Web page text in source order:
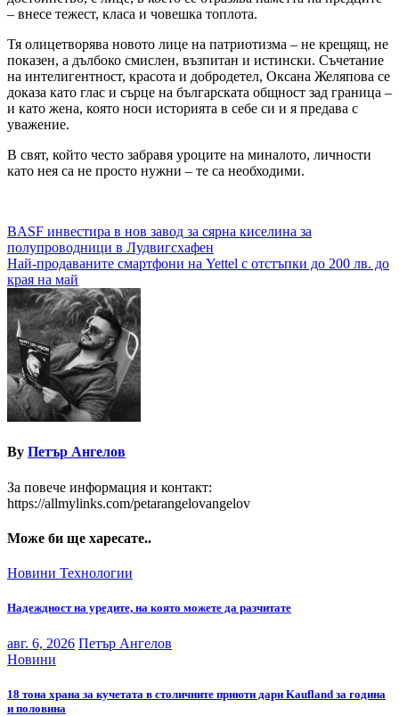
– внесе тежест, класа и човешка топлота.
Тя олицетворява новото лице на патриотизма – не крещящ, не
показен, а дълбоко смислен, възпитан и истински. Съчетание
на интелигентност, красота и добродетел, Оксана Желяпова се
доказа като глас и сърце на българската общност зад граница –
и като жена, която носи историята в себе си и я предава с
уважение.
В свят, който често забравя уроците на миналото, личности
като нея са не просто нужни – те са необходими.
Навигация
BASF инвестира в нов завод за сярна киселина за
полупроводници в Лудвигсхафен
Най-продаваните смартфони на Yettel с отстъпки до 200 лв. до
края на май
By Петър Ангелов
За повече информация и контакт:
https://allmylinks.com/petarangelovangelov
Може би ще харесате..
Новини Технологии
Надеждност на уредите, на която можете да разчитате
авг. 6, 2026 Петър Ангелов
Новини
18 тона храна за кучетата в столичните приюти дари Kaufland за година
и половина